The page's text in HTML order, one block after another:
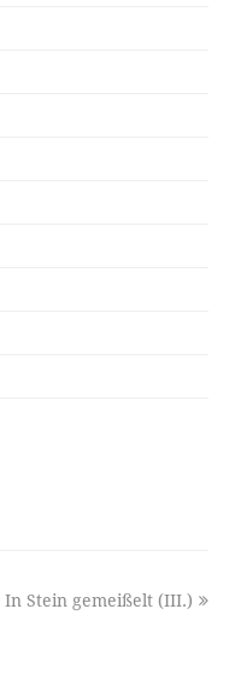
next
In Stein gemeißelt (III.)